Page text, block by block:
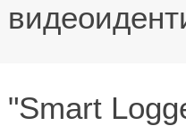
"Smart